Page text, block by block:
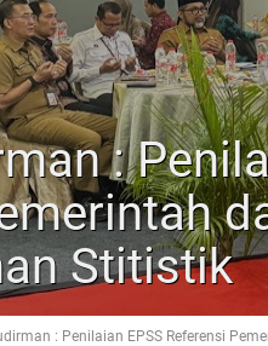
:
Stitistik
: Penilaian EPSS Referensi